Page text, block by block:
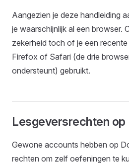
Aangezien je deze handleiding
je waarschijnlijk al een browser.
zekerheid toch of je een
Firefox of Safari (de drie
ondersteunt) gebruikt.
Lesgeversrechten op
Gewone accounts hebben op
rechten om zelf oefeningen te